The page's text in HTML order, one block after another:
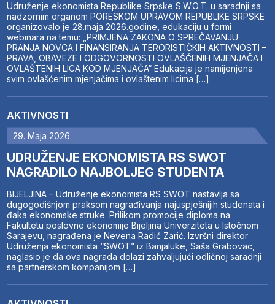
Udruženje ekonomista Republike Srpske S.W.O.T. u saradnji sa
nadzornim organom PORESKOM UPRAVOM REPUBLIKE SRPSKE
organizovalo je 28.maja 2026.godine, edukaciju u formi
webinara na temu: „PRIMJENA ZAKONA O SPREČAVANJU
PRANJA NOVCA I FINANSIRANJA TERORISTIČKIH AKTIVNOSTI –
PRAVA, OBAVEZE I ODGOVORNOSTI OVLAŠĆENIH MJENJAČA I
OVLAŠTENIH LICA KOD MJENJAČA“ Edukacija je namijenjena
svim ovlašćenim mjenjačima i ovlaštenim licima […]
AKTIVNOSTI
29. Maja 2026.
UDRUŽENJE EKONOMISTA RS SWOT
NAGRADILO NAJBOLJEG STUDENTA
BIJELJINA – Udruženje ekonomista RS SWOT nastavlja sa
dugogodišnjom praksom nagrađivanja najuspješnijih studenata i
đaka ekonomske struke. Prilikom promocije diploma na
Fakultetu poslovne ekonomije Bijeljina Univerziteta u Istočnom
Sarajevu, nagrađena je Nevena Radić Zarić. Izvršni direktor
Udruženja ekonomista “SWOT” iz Banjaluke, Saša Grabovac,
naglasio je da ova nagrada dolazi zahvaljujući odličnoj saradnji
sa partnerskom kompanijom […]